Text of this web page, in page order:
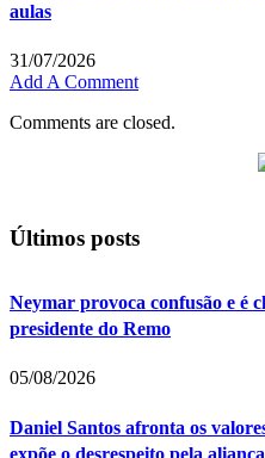
aulas
31/07/2026
Add A Comment
Comments are closed.
Últimos posts
Neymar provoca confusão e é
presidente do Remo
05/08/2026
Daniel Santos afronta os
expõe o desrespeito pela